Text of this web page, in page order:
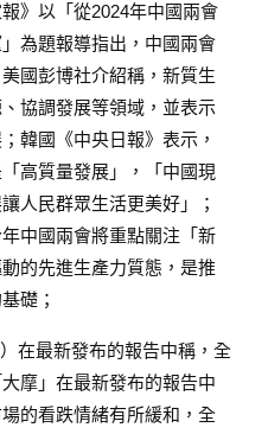
》以「從2024年中國兩會
為題報導指出，中國兩會
國彭博社介紹稱，新質生
協調發展等領域，並表示
韓國《中央日報》表示，
高質量發展」，「中國現
人民群眾生活更美好」；
中國兩會將重點關注「新
的先進生產力質態，是推
礎；
在最新發布的報告中稱，全
摩」在最新發布的報告中
的看跌情緒有所緩和，全